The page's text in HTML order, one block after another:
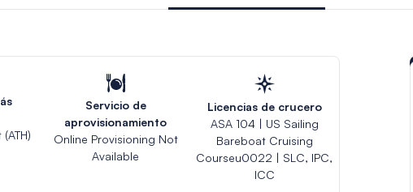
Servicio de
aprovisionamiento
Online Provisioning Not
Available
Licencias de crucero
ASA 104 | US Sailing
Bareboat Cruising
Courseu0022 | SLC, IPC,
ICC